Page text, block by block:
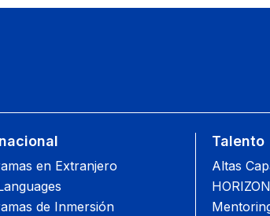
en Extranjero
de Inmersión
Talento
Altas